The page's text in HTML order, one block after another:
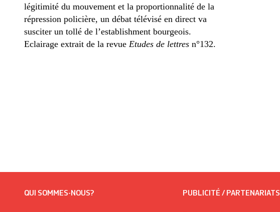
légitimité du mouvement et la proportionnalité de la
répression policière, un débat télévisé en direct va
susciter un tollé de l’establishment bourgeois.
Eclairage extrait de la revue Etudes de lettres n°132.
QUI SOMMES-NOUS? PUBLICITÉ / PARTENARIATS